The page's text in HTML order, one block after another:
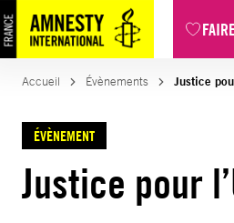
Accueil Évènements Justice
ÉVÈNEMENT
Justice pour